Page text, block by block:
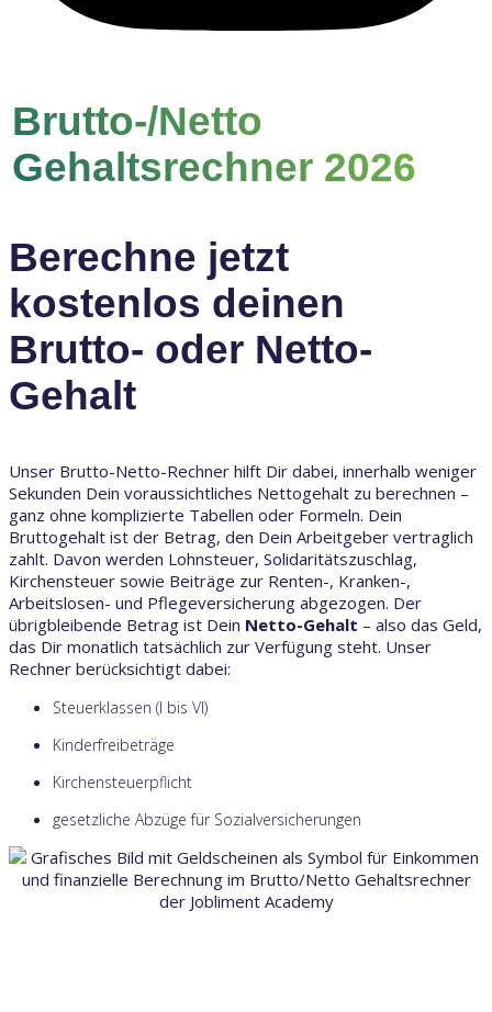
Brutto-/Netto
Gehaltsrechner 2026
Berechne jetzt
kostenlos deinen
Brutto- oder Netto-
Gehalt
Unser Brutto-Netto-Rechner hilft Dir dabei, innerhalb weniger
Sekunden Dein voraussichtliches Nettogehalt zu berechnen –
ganz ohne komplizierte Tabellen oder Formeln. Dein
Bruttogehalt ist der Betrag, den Dein Arbeitgeber vertraglich
zahlt. Davon werden Lohnsteuer, Solidaritätszuschlag,
Kirchensteuer sowie Beiträge zur Renten-, Kranken-,
Arbeitslosen- und Pflegeversicherung abgezogen. Der
übrigbleibende Betrag ist Dein Netto-Gehalt – also das Geld,
das Dir monatlich tatsächlich zur Verfügung steht. Unser
Rechner berücksichtigt dabei:
Steuerklassen (I bis VI)
Kinderfreibeträge
Kirchensteuerpflicht
gesetzliche Abzüge für Sozialversicherungen